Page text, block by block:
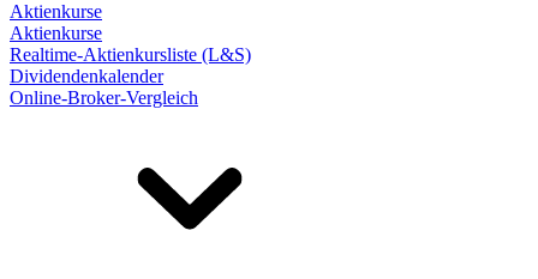
Aktienkurse
Aktienkurse
Realtime-Aktienkursliste (L&S)
Dividendenkalender
Online-Broker-Vergleich